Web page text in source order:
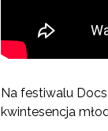
Na festiwalu
kwintesencja